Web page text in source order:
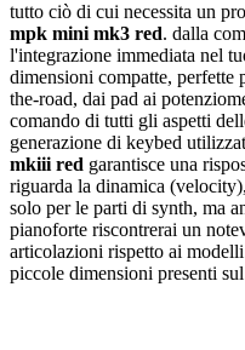
tutto ciò di cui necessita un
mpk mini mk3 red. dalla
l'integrazione immediata nel
dimensioni compatte, perfette
the-road, dai pad ai
comando di tutti gli aspetti
generazione di keybed
mkiii red garantisce una
riguarda la dinamica
solo per le parti di synth, ma
pianoforte riscontrerai un
articolazioni rispetto ai
piccole dimensioni presenti